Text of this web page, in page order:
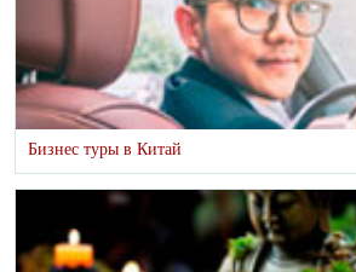
Бизнес туры в Китай